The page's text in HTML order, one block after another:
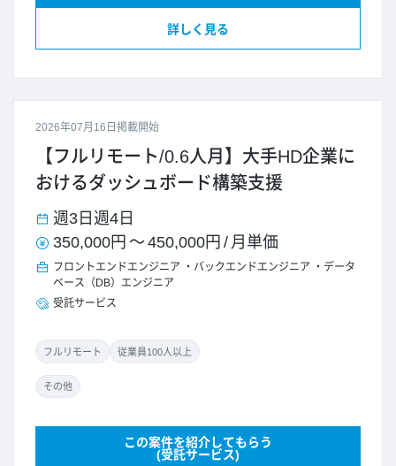
詳しく見る
2026年07月16日掲載開始
【フルリモート/0.6人月】大手HD企業に
おけるダッシュボード構築支援
週3日 週4日
350,000円 ～ 450,000円 / 月単価
フロントエンドエンジニア バックエンドエンジニア
データ
ベース（DB）エンジニア
受託サービス
フルリモート 従業員100人以上
その他
この案件を紹介してもらう
(受託サービス)